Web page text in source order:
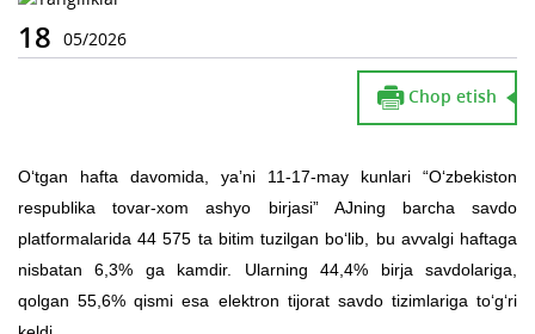
18 05/2026
Chop etish
O‘tgan hafta davomida, yaʼni 11-17-may kunlari “O‘zbekiston
respublika tovar-xom ashyo birjasi” AJning barcha savdo
platformalarida 44 575 ta bitim tuzilgan bo‘lib, bu avvalgi haftaga
nisbatan 6,3% ga kamdir. Ularning 44,4% birja savdolariga,
qolgan 55,6% qismi esa elektron tijorat savdo tizimlariga to‘g‘ri